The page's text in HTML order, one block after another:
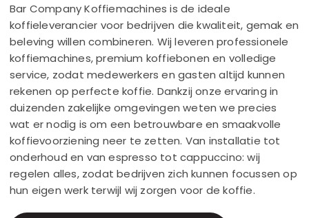
Bar Company Koffiemachines is de ideale
koffieleverancier voor bedrijven die kwaliteit, gemak en
beleving willen combineren. Wij leveren professionele
koffiemachines, premium koffiebonen en volledige
service, zodat medewerkers en gasten altijd kunnen
rekenen op perfecte koffie. Dankzij onze ervaring in
duizenden zakelijke omgevingen weten we precies
wat er nodig is om een betrouwbare en smaakvolle
koffievoorziening neer te zetten. Van installatie tot
onderhoud en van espresso tot cappuccino: wij
regelen alles, zodat bedrijven zich kunnen focussen op
hun eigen werk terwijl wij zorgen voor de koffie.